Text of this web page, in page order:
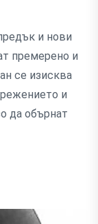
и нови
премерено и
се изисква
и
да обърнат